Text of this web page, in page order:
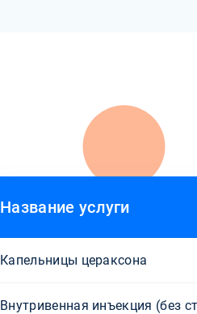
Название услуги
Капельницы цераксона
Внутривенная инъекция (без